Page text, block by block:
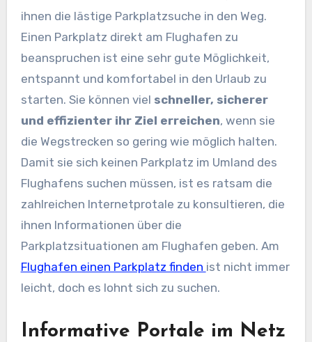
ihnen die lästige Parkplatzsuche in den Weg.
Einen Parkplatz direkt am Flughafen zu
beanspruchen ist eine sehr gute Möglichkeit,
entspannt und komfortabel in den Urlaub zu
starten. Sie können viel schneller, sicherer
und effizienter ihr Ziel erreichen, wenn sie
die Wegstrecken so gering wie möglich halten.
Damit sie sich keinen Parkplatz im Umland des
Flughafens suchen müssen, ist es ratsam die
zahlreichen Internetprotale zu konsultieren, die
ihnen Informationen über die
Parkplatzsituationen am Flughafen geben. Am
Flughafen einen Parkplatz finden ist nicht immer
leicht, doch es lohnt sich zu suchen.
Informative Portale im Netz